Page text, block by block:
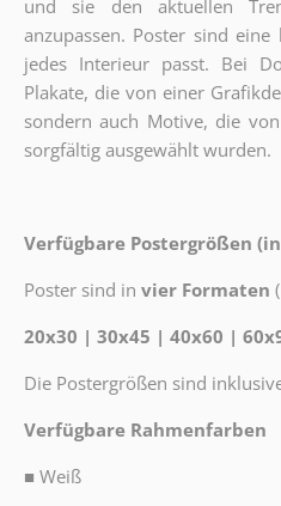
und sie den aktuellen
anzupassen. Poster sind
jedes Interieur passt. Bei
Plakate, die von einer
sondern auch Motive, die
sorgfältig ausgewählt wurden.
Verfügbare Postergrößen
Poster sind in vier Formaten
20x30 | 30x45 | 40x60 |
Die Postergrößen sind
Verfügbare Rahmenfarben
■ Weiß